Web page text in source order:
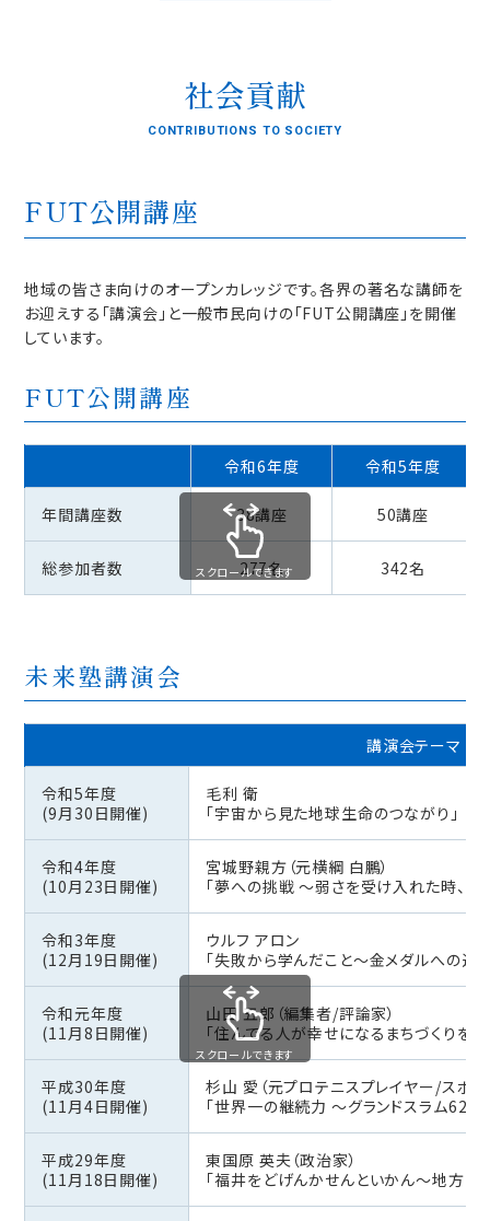
社会貢献
CONTRIBUTIONS TO SOCIETY
FUT公開講座
地域の皆さま向けのオープンカレッジです。各界の著名な講師を
お迎えする「講演会」と一般市民向けの「FUT公開講座」を開催
しています。
FUT公開講座
令和6年度 令和5年度
年間講座数 38講座 50講座
総参加者数 277名 342名
スクロールできます
未来塾講演会
講演会テーマ
令和5年度
(9月30日開催)
毛利 衛
「宇宙から見た地球生命のつながり」
令和4年度
(10月23日開催)
宮城野親方（元横綱 白鵬）
「夢への挑戦 ～弱さを受け入れた時、強
令和3年度
(12月19日開催)
ウルフ アロン
「失敗から学んだこと～金メダルへの道」
令和元年度
(11月8日開催)
山田 五郎（編集者/評論家）
「住んでる人が幸せになるまちづくりを
平成30年度
(11月4日開催)
杉山 愛（元プロテニスプレイヤー/スポー
「世界一の継続力 ～グランドスラム62
平成29年度
(11月18日開催)
東国原 英夫（政治家）
「福井をどげんかせんといかん～地方を
スクロールできます